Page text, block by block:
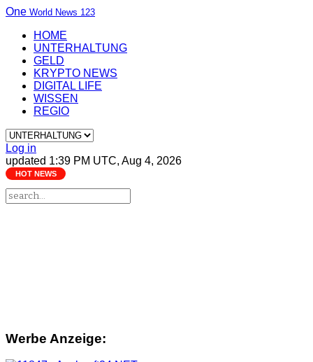
One World News 123
HOME
UNTERHALTUNG
GELD
KRYPTO NEWS
DIGITAL LIFE
WISSEN
REGIO
Log in
updated 1:39 PM UTC, Aug 4, 2026
HOT NEWS
Werbe Anzeige: